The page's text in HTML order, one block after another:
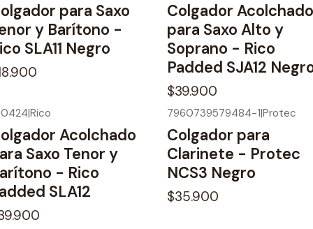
para Saxo
y Barítono -
SLA11 Negro
Colgador Acolchado
para Saxo Alto y
Soprano - Rico
Padded SJA12
$39.900
|Rico
Acolchado
Saxo Tenor y
- Rico
SLA12
7960739579484-1|Protec
Colgador para
Clarinete - Protec
NCS3 Negro
$35.900